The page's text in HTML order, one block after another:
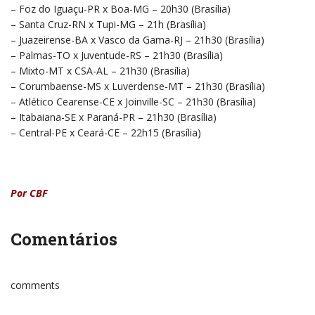
– Foz do Iguaçu-PR x Boa-MG – 20h30 (Brasília)
– Santa Cruz-RN x Tupi-MG – 21h (Brasília)
– Juazeirense-BA x Vasco da Gama-RJ – 21h30 (Brasília)
– Palmas-TO x Juventude-RS – 21h30 (Brasília)
– Mixto-MT x CSA-AL – 21h30 (Brasília)
– Corumbaense-MS x Luverdense-MT – 21h30 (Brasília)
– Atlético Cearense-CE x Joinville-SC – 21h30 (Brasília)
– Itabaiana-SE x Paraná-PR – 21h30 (Brasília)
– Central-PE x Ceará-CE – 22h15 (Brasília)
Por CBF
Comentários
comments